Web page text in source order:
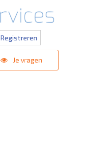
Registreren
Je vragen